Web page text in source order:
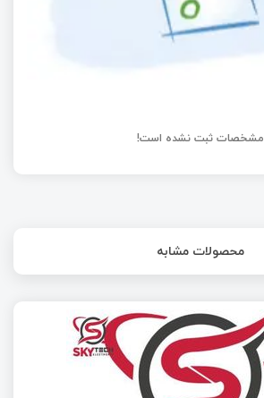
مشخصات ثبت نشده است!
محصولات مشابه